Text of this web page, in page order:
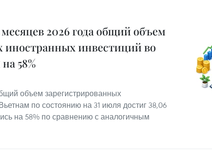
2026 года общий объем
иностранных инвестиций во
58%
объем зарегистрированных
по состоянию на 31 июля достиг 38,06
на 58% по сравнению с аналогичным